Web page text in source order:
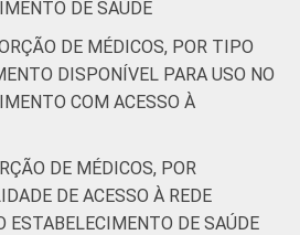
DE SAÚDE
DE MÉDICOS, POR TIPO
DISPONÍVEL PARA USO NO
COM ACESSO À
DE MÉDICOS, POR
DE ACESSO À REDE
ESTABELECIMENTO DE SAÚDE